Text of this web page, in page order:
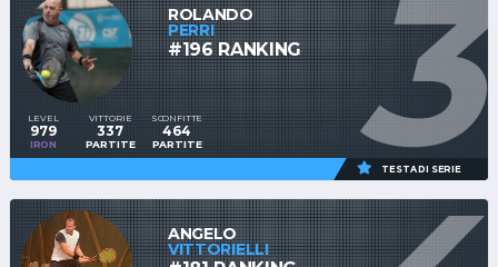
3
ROLANDO
PERRI
#196 RANKING
LEVEL
979
IRON
VITTORIE
337
PARTITE
SCONFITTE
464
PARTITE
TESTA DI SERIE
ANGELO
VITTORIELLI